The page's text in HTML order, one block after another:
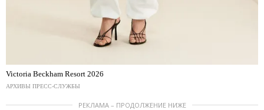
Victoria Beckham Resort 2026
АРХИВЫ ПРЕСС-СЛУЖБЫ
РЕКЛАМА – ПРОДОЛЖЕНИЕ НИЖЕ